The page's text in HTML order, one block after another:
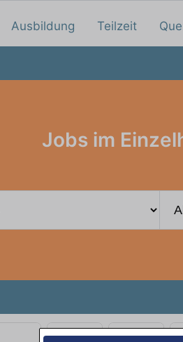
Ausbildung Teilzeit
Jobs im